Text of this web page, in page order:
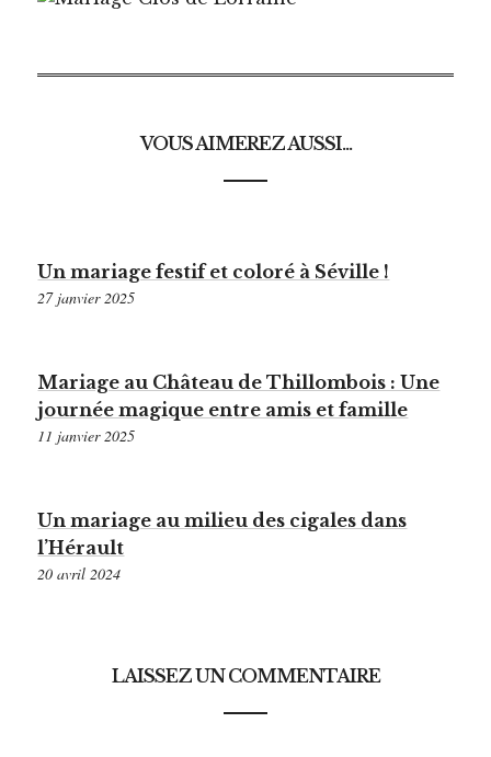
VOUS AIMEREZ AUSSI...
Un mariage festif et coloré à Séville !
27 janvier 2025
Mariage au Château de Thillombois : Une
journée magique entre amis et famille
11 janvier 2025
Un mariage au milieu des cigales dans
l’Hérault
20 avril 2024
LAISSEZ UN COMMENTAIRE